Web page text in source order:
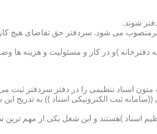
شوند.
می شود. سردفتر حق تقاضای هیچ
متون اسناد تنظیمی را در دفتر سردفتر ثبت
از آن با راه اندازی ((سامانه ثبت الکترونیکی
اسناد )هستند و این شغل یکی از مهم ترین